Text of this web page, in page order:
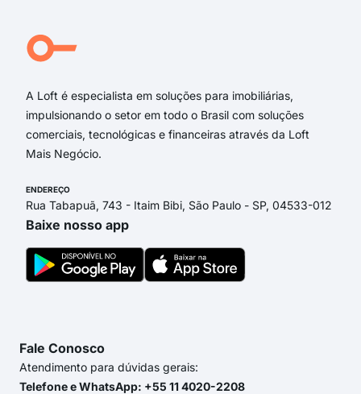
A Loft é especialista em soluções para imobiliárias,
impulsionando o setor em todo o Brasil com soluções
comerciais, tecnológicas e financeiras através da Loft
Mais Negócio.
ENDEREÇO
Rua Tabapuã, 743 - Itaim Bibi, São Paulo - SP, 04533-012
Baixe nosso app
Fale Conosco
Atendimento para dúvidas gerais:
Telefone e WhatsApp: +55 11 4020-2208